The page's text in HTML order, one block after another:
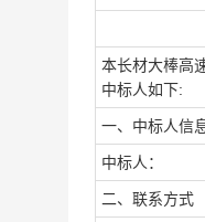
本长材大棒高
中标人如下:
一、中标人信
中标人：
二、联系方式